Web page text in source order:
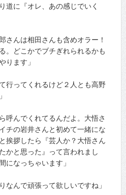
道に『オレ、あの感じでいく
さんは相田さんも含めオラー！
。どこかでブチぎれられるかも
ります」
行ってくれるけど２人とも高野
呼んでくれてるんだよ。大悟さ
チの岩井さんと初めて一緒にな
挨拶したら『芸人か？大悟さん
かと思った』って言われまし
になっちゃいます」
なんで頑張って欲しいですね」